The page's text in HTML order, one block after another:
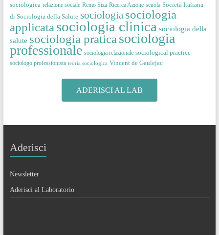
sociologica relazione sociale Remo Siza Ricerca Azione scuola Società Italiana
di Sociologia della Salute sociologia sociologia
applicata sociologia clinica sociologia della
salute sociologia pratica sociologia
professionale sociologia relazionale sociological practice
sociologo professionista teoria sociologica Vincent de Gaulejac
ADERISCI AL LAB
Aderisci
Newsletter
Aderisci al Laboratorio